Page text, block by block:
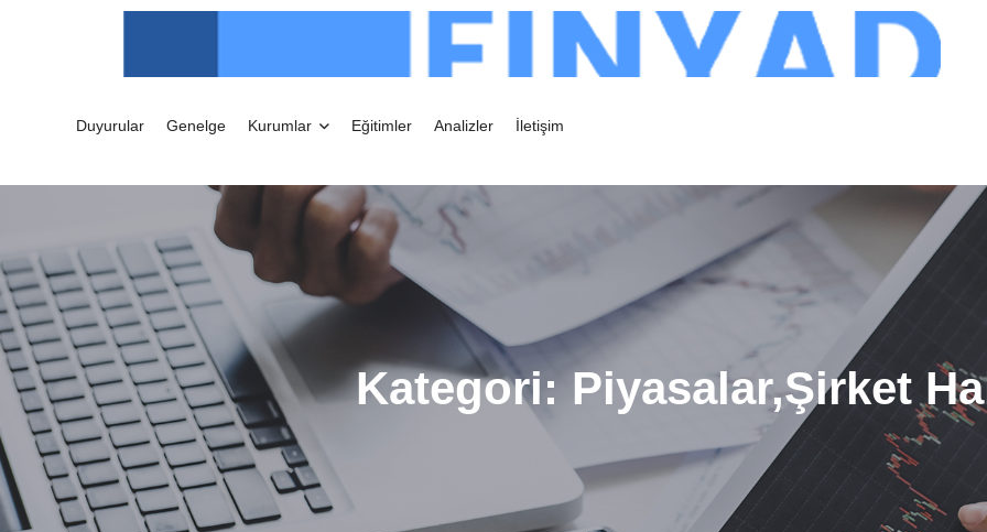
Duyurular Genelge Kurumlar Eğitimler Analizler İletişim
Kategori:Piyasalar,Şirket